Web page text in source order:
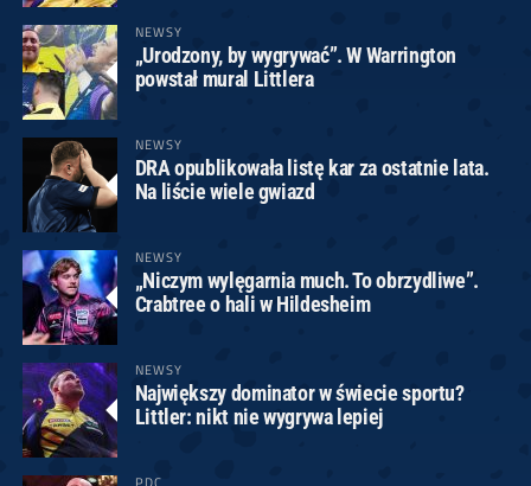
NEWSY
„Urodzony, by wygrywać”. W Warrington
powstał mural Littlera
NEWSY
DRA opublikowała listę kar za ostatnie lata.
Na liście wiele gwiazd
NEWSY
„Niczym wylęgarnia much. To obrzydliwe”.
Crabtree o hali w Hildesheim
NEWSY
Największy dominator w świecie sportu?
Littler: nikt nie wygrywa lepiej
PDC